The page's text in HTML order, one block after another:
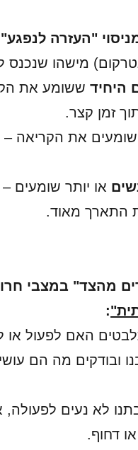
"העזרה
מישהו שנכנס
היחיד
זמן קצר.
שומעים את הקריאה –
התארך מאוד.
מהצד" במצבי חרום
:
האם לפעול או
ובודקים מה הם
לא נעים לפעולה,
דחוף.